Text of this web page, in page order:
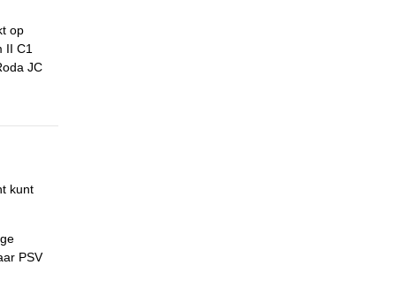
op
II C1
JC
kunt
PSV